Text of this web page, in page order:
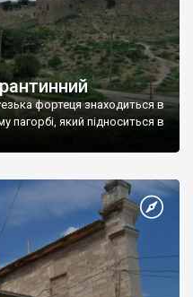
фортеця знаходиться в
пагорбі, який підноситься в